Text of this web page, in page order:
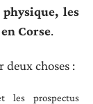
les
Corse.
choses :
les prospectus